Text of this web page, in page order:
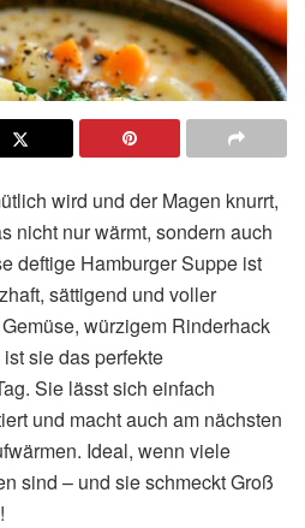
wird und der Magen knurrt,
nicht nur wärmt, sondern auch
deftige Hamburger Suppe ist
sättigend und voller
würzigem Rinderhack
sie das perfekte
Sie lässt sich einfach
und macht auch am nächsten
Ideal, wenn viele
sind – und sie schmeckt Groß